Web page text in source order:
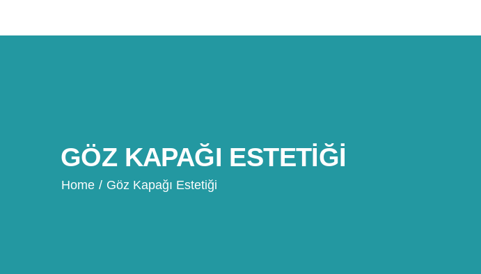
GÖZ KAPAĞI ESTETIĞI
Home / Göz Kapağı Estetiği